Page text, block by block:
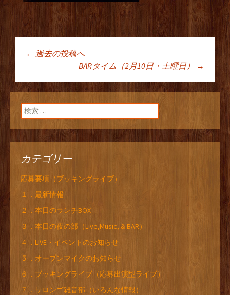
投稿ナビゲーショ
ン
← 過去の投稿へ
BARタイム（2月10日・土曜日）
→
検索:
カテゴリー
応募要項（ブッキングライブ）
１．最新情報
２．本日のランチBOX
３．本日の夜の部（Live,Music, & BAR）
４．LIVE・イベントのお知らせ
５．オープンマイクのお知らせ
６．ブッキングライブ（応募出演型ライブ）
７．サロンゴ雑音部（いろんな情報）